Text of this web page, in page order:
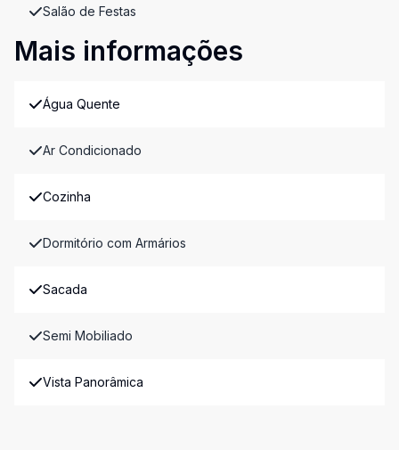
Salão de Festas
Mais informações
Água Quente
Ar Condicionado
Cozinha
Dormitório com Armários
Sacada
Semi Mobiliado
Vista Panorâmica